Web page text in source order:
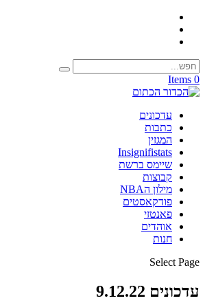
0 Items
עדכונים
כתבות
המגזין
Insignifistats
שיימס ברשת
קבוצות
מילון הNBA
פודקאסטים
פאנטזי
אוהדים
חנות
Select Page
עדכונים 9.12.22